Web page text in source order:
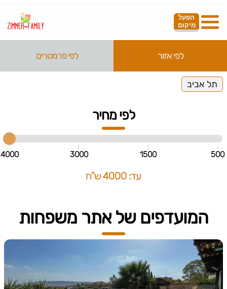
הפעל
מיקום
לפי אזור לפי פרמטרים
תל אביב
לפי מחיר
500
1500
3000
4000
עד: 4000 ש"ח
המועדפים של אתר משפחות